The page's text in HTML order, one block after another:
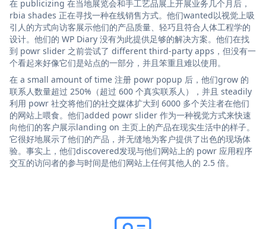
在 publicizing 在当地展览会和手工艺品展上开展业务几个月后，
rbia shades 正在寻找一种在线销售方式。他们wanted以视觉上吸
引人的方式向访客展示他们的产品质量、轻巧且符合人体工程学的
设计。他们的 WP Diary 没有为此提供足够的解决方案。他们在找
到 powr slider 之前尝试了 different third-party apps，但没有一
个看起来好像它们是站点的一部分，并且笨重且难以使用。
在 a small amount of time 注册 powr popup 后，他们grow 的
联系人数量超过 250%（超过 600 个真实联系人），并且 steadily
利用 powr 社交将他们的社交媒体扩大到 6000 多个关注者在他们
的网站上喂食。他们added powr slider 作为一种视觉方式来快速
向他们的客户展示landing on 主页上的产品在现实生活中的样子。
它很好地展示了他们的产品，并无缝地为客户提供了出色的现场体
验。事实上，他们discovered发现与他们网站上的 powr 应用程序
交互的访问者的参与时间是他们网站上任何其他人的 2.5 倍。